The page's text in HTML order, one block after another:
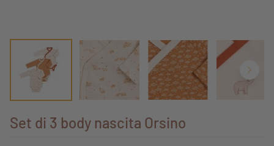
Set di 3 body nascita Orsino